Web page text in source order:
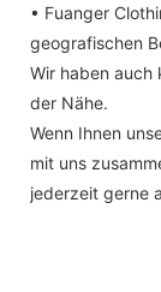
• Fuanger
geografischen
Wir haben auch
der Nähe.
Wenn Ihnen
mit uns
jederzeit gerne